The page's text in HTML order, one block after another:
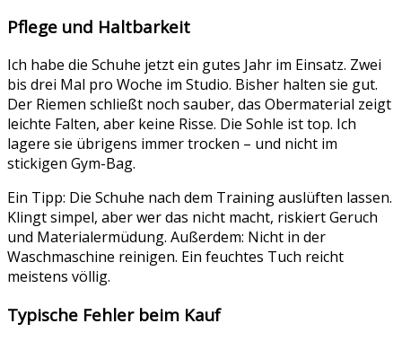
Pflege und Haltbarkeit
Ich habe die Schuhe jetzt ein gutes Jahr im Einsatz. Zwei
bis drei Mal pro Woche im Studio. Bisher halten sie gut.
Der Riemen schließt noch sauber, das Obermaterial zeigt
leichte Falten, aber keine Risse. Die Sohle ist top. Ich
lagere sie übrigens immer trocken – und nicht im
stickigen Gym-Bag.
Ein Tipp: Die Schuhe nach dem Training auslüften lassen.
Klingt simpel, aber wer das nicht macht, riskiert Geruch
und Materialermüdung. Außerdem: Nicht in der
Waschmaschine reinigen. Ein feuchtes Tuch reicht
meistens völlig.
Typische Fehler beim Kauf